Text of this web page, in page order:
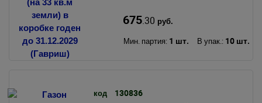
675.30 руб.
Мин. партия: 1 шт. В упак.: 10 шт.
код 130836